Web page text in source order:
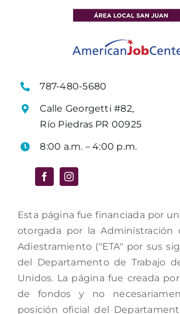
787-480-5680
Calle Georgetti #82,
Río Piedras PR 00925
8:00 a.m. – 4:00 p.m.
Esta página fue financiada por
otorgada por la Administración
Adiestramiento ("ETA" por sus
del Departamento de Trabajo
Unidos. La página fue creada
de fondos y no
posición oficial del